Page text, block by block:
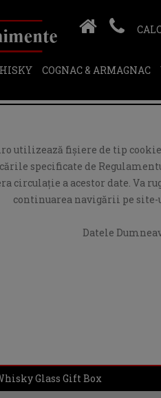
COGNAC & ARMAGNAC
utilizează fişiere de tip
specificate de
circulație a acestor date. Va
continuarea navigării pe
Datele
Glass Gift Box